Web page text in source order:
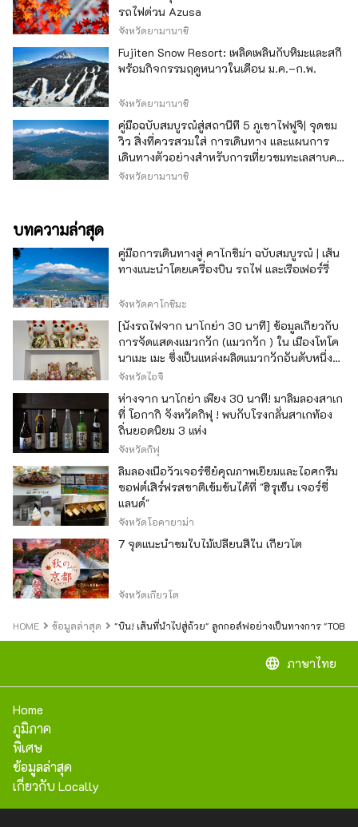
รถไฟด่วน Azusa
จังหวัดยามานาชิ
Fujiten Snow Resort: เพลิดเพลินกับหิมะและสกี
พร้อมกิจกรรมฤดูหนาวในเดือน ม.ค.–ก.พ.
จังหวัดยามานาชิ
คู่มือฉบับสมบูรณ์สู่สถานีที่ 5 ภูเขาไฟฟูจิ| จุดชม
วิว สิ่งที่ควรสวมใส่ การเดินทาง และแผนการ
เดินทางตัวอย่างสำหรับการเที่ยวชมทะเลสาบคา
วากุจิ
จังหวัดยามานาชิ
บทความล่าสุด
คู่มือการเดินทางสู่ คาโกชิม่า ฉบับสมบูรณ์ | เส้น
ทางแนะนำโดยเครื่องบิน รถไฟ และเรือเฟอร์รี่
จังหวัดคาโกชิมะ
[นั่งรถไฟจาก นาโกย่า 30 นาที] ข้อมูลเกี่ยวกับ
การจัดแสดงแมวกวัก (แมวกวัก ) ใน เมืองโทโค
นาเมะ เมะ ซึ่งเป็นแหล่งผลิตแมวกวักอันดับหนึ่ง
ของญี่ปุ่น
จังหวัดไอจิ
ห่างจาก นาโกย่า เพียง 30 นาที! มาลิ้มลองสาเก
ที่ โอกากิ จังหวัดกิฟุ ! พบกับโรงกลั่นสาเกท้อง
ถิ่นยอดนิยม 3 แห่ง
จังหวัดกิฟุ
ลิ้มลองเนื้อวัวเจอร์ซีย์คุณภาพเยี่ยมและไอศกรีม
ซอฟต์เสิร์ฟรสชาติเข้มข้นได้ที่ "ฮิรุเซ็น เจอร์ซี่
แลนด์"
จังหวัดโอคายาม่า
7 จุดแนะนำชมใบไม้เปลี่ยนสีใน เกียวโต
จังหวัดเกียวโต
HOME ข้อมูลล่าสุด "บิน! เส้นที่นำไปสู่ถ้วย" ลูกกอล์ฟอย่างเป็นทางการ
language ภาษาไทย
Home
ภูมิภาค
พิเศษ
ข้อมูลล่าสุด
เกี่ยวกับ Locally